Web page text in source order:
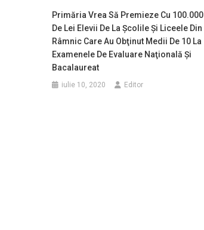
Primăria Vrea Să Premieze Cu 100.000
De Lei Elevii De La Şcolile Şi Liceele Din
Râmnic Care Au Obţinut Medii De 10 La
Examenele De Evaluare Naţională Şi
Bacalaureat
iulie 10, 2020 Editor